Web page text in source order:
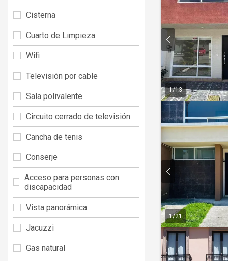
1/13
1/21
Cisterna
Cuarto de Limpieza
Wifi
Televisión por cable
Sala polivalente
Circuito cerrado de televisión
Cancha de tenis
Conserje
Acceso para personas con
discapacidad
Vista panorámica
Jacuzzi
Gas natural